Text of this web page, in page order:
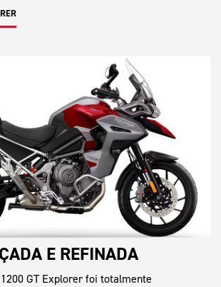
E REFINADA
GT Explorer foi totalmente